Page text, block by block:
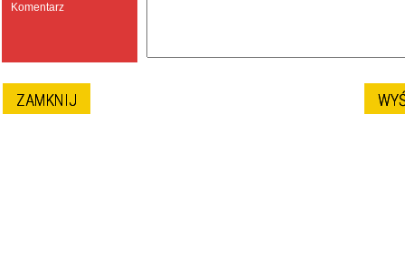
Komentarz